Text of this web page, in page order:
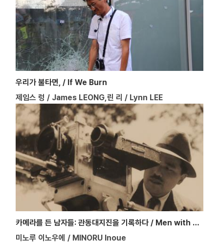
우리가 불타면, / If We Burn
제임스 렁 / James LEONG,린 리 / Lynn LEE
카메라를 든 남자들: 관동대지진을 기록하다 / Men with Cameras - Capture the Great Kanto Earthquake
미노루 이노우에 / MINORU Inoue